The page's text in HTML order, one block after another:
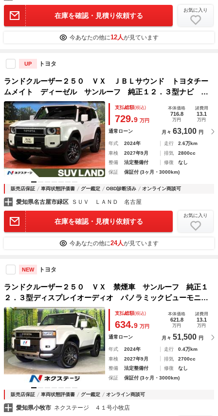
在庫を確認・見積り依頼する
お気に入り
今あなたの他に12人が見ています
UP トヨタ
ランドクルーザー２５０ ＶＸ ＪＢＬサウンド トヨタチー
ムメイト ディーゼル サンルーフ 純正１２．３型ナビ 全
周囲カメラ セーフティセンス レーダークルーズ 禁煙車
電動リアゲート 本革シート シートエアコン ＬＥＤヘッド
ライト
支払総額(税込)
729.9 万円
本体価格
716.8
万円
諸費用
13.1
万円
通常ローン 月々 63,100 円
年式 2024年 走行
2.6万km
車検
2027年9月 排気
2800cc
整備
法定整備付 修復
なし
保証
保証付 (3ヶ月・3000km)
販売店保証 車両状態評価書 グー鑑定 OBD診断済み オンライン商談可
愛知県名古屋市緑区 ＳＵＶ ＬＡＮＤ 名古屋
在庫を確認・見積り依頼する
お気に入り
今あなたの他に24人が見ています
NEW トヨタ
ランドクルーザー２５０ ＶＸ 禁煙車 サンルーフ 純正１
２．３型ディスプレイオーディオ パノラミックビューモニタ
ー 丸目一眼ヘッドライト デジタルミラー ビルトインＥＴ
Ｃ２．０ ベンチレーション 電動リアゲート 純正１８ＡＷ
支払総額(税込)
634.9 万円
本体価格
621.8
万円
諸費用
13.1
万円
通常ローン 月々 51,500 円
年式 2024年 走行
0.4万km
車検
2027年9月 排気
2700cc
整備
法定整備付 修復
なし
保証
保証付 (3ヶ月・3000km)
販売店保証 車両状態評価書 グー鑑定 オンライン商談可
愛知県小牧市 ネクステージ ４１号小牧店